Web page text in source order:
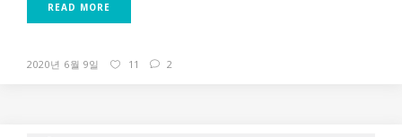
READ MORE
2020년 6월 9일 11 2